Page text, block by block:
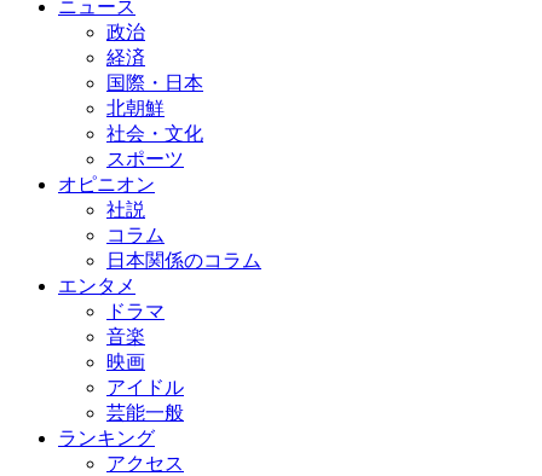
ニュース
政治
経済
国際・日本
北朝鮮
社会・文化
スポーツ
オピニオン
社説
コラム
日本関係のコラム
エンタメ
ドラマ
音楽
映画
アイドル
芸能一般
ランキング
アクセス